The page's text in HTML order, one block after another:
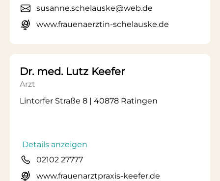
susanne.schelauske@web.de
www.frauenaerztin-schelauske.de
Dr. med. Lutz Keefer
Arzt
Lintorfer Straße 8 | 40878 Ratingen
Details anzeigen
02102 27777
www.frauenarztpraxis-keefer.de